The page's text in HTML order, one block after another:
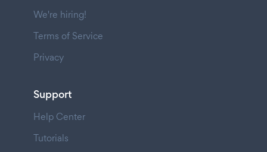
We're hiring!
Terms of Service
Privacy
Support
Help Center
Tutorials